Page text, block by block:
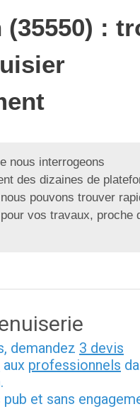
(35550) :
nous interrogeons
des dizaines de
pouvons trouver
vos travaux, proche
demandez 3 devis
aux professionnels
pub et sans